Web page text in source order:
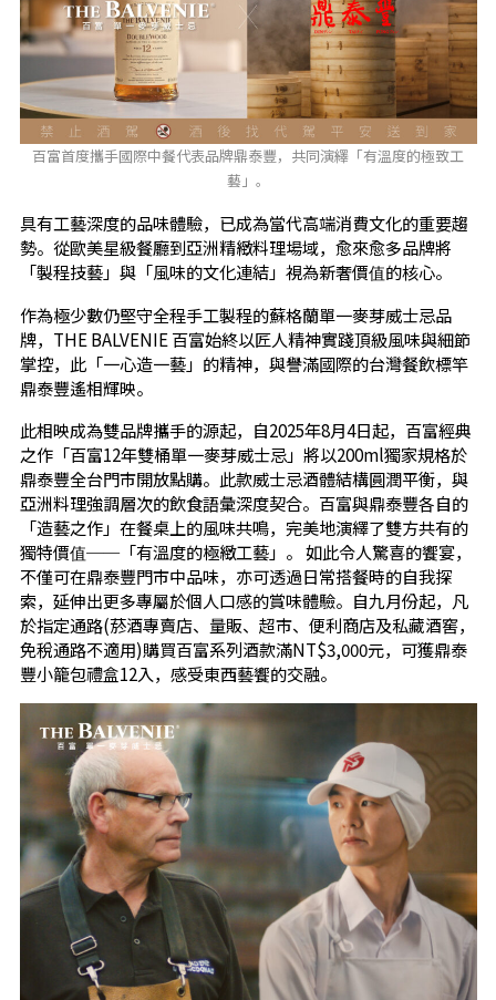
百富首度攜手國際中餐代表品牌鼎泰豐，共同演繹「有溫度的極致工
藝」。
具有工藝深度的品味體驗，已成為當代高端消費文化的重要趨
勢。從歐美星級餐廳到亞洲精緻料理場域，愈來愈多品牌將
「製程技藝」與「風味的文化連結」視為新奢價值的核心。
作為極少數仍堅守全程手工製程的蘇格蘭單一麥芽威士忌品
牌，THE BALVENIE 百富始終以匠人精神實踐頂級風味與細節
掌控，此「一心造一藝」的精神，與譽滿國際的台灣餐飲標竿
鼎泰豐遙相輝映。
此相映成為雙品牌攜手的源起，自2025年8月4日起，百富經典
之作「百富12年雙桶單一麥芽威士忌」將以200ml獨家規格於
鼎泰豐全台門市開放點購。此款威士忌酒體結構圓潤平衡，與
亞洲料理強調層次的飲食語彙深度契合。百富與鼎泰豐各自的
「造藝之作」在餐桌上的風味共鳴，完美地演繹了雙方共有的
獨特價值──「有溫度的極緻工藝」。 如此令人驚喜的饗宴，
不僅可在鼎泰豐門市中品味，亦可透過日常搭餐時的自我探
索，延伸出更多專屬於個人口感的賞味體驗。自九月份起，凡
於指定通路(菸酒專賣店、量販、超市、便利商店及私藏酒窖，
免稅通路不適用)購買百富系列酒款滿NT$3,000元，可獲鼎泰
豐小籠包禮盒12入，感受東西藝饗的交融。